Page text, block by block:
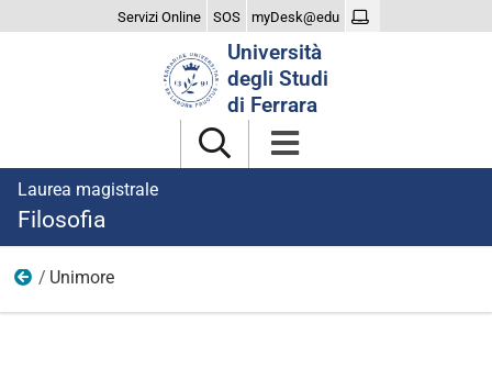
Servizi Online SOS myDesk@edu
Università
degli Studi
di Ferrara
Laurea magistrale
Filosofia
File e documenti
Unimore